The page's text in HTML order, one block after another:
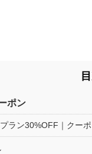
ポン
ラン30%OFF｜クー